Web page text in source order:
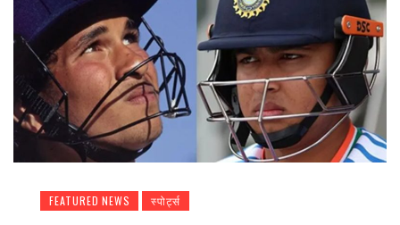
FEATURED NEWS स्पोर्ट्स